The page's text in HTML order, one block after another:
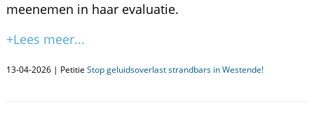
meenemen in haar evaluatie.
+Lees meer...
13-04-2026 | Petitie Stop geluidsoverlast strandbars in Westende!